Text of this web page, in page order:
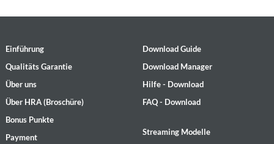
Einführung
Qualitäts Garantie
Über uns
Über HRA (Broschüre)
Bonus Punkte
Payment
Download Guide
Download Manager
Hilfe - Download
FAQ - Download
Streaming Modelle